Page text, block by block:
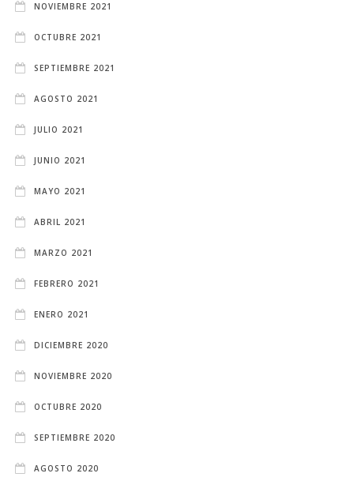
NOVIEMBRE 2021
OCTUBRE 2021
SEPTIEMBRE 2021
AGOSTO 2021
JULIO 2021
JUNIO 2021
MAYO 2021
ABRIL 2021
MARZO 2021
FEBRERO 2021
ENERO 2021
DICIEMBRE 2020
NOVIEMBRE 2020
OCTUBRE 2020
SEPTIEMBRE 2020
AGOSTO 2020